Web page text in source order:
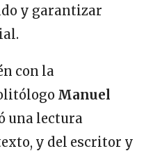
y garantizar
con la
Manuel
una lectura
y del escritor y